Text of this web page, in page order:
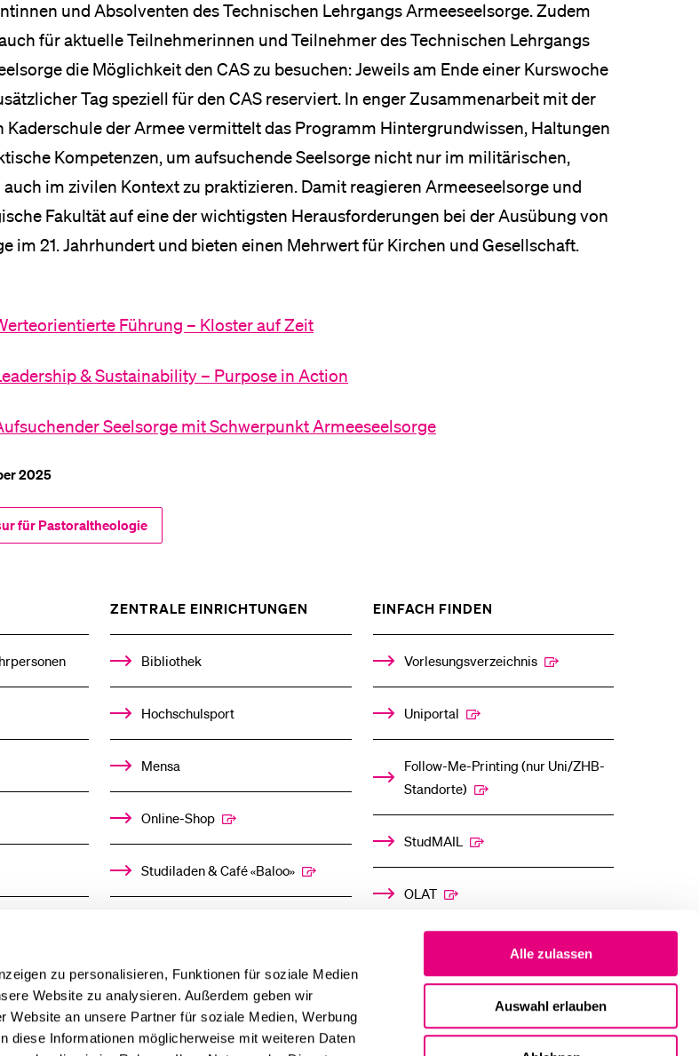
zu personalisieren, Funktionen für soziale Medien
Website zu analysieren. Außerdem geben wir
Website an unsere Partner für soziale Medien, Werbung
diese Informationen möglicherweise mit weiteren Daten
Alle zulassen
Auswahl erlauben
und Absolventen des Technischen Lehrgangs Armeeseelsorge. Zudem
für aktuelle Teilnehmerinnen und Teilnehmer des Technischen Lehrgangs
die Möglichkeit den CAS zu besuchen: Jeweils am Ende einer Kurswoche
Tag speziell für den CAS reserviert. In enger Zusammenarbeit mit der
Kaderschule der Armee vermittelt das Programm Hintergrundwissen, Haltungen
Kompetenzen, um aufsuchende Seelsorge nicht nur im militärischen,
im zivilen Kontext zu praktizieren. Damit reagieren Armeeseelsorge und
Fakultät auf eine der wichtigsten Herausforderungen bei der Ausübung von
im 21. Jahrhundert und bieten einen Mehrwert für Kirchen und Gesellschaft.
Führung – Kloster auf Zeit
& Sustainability – Purpose in Action
Seelsorge mit Schwerpunkt Armeeseelsorge
2025
für Pastoraltheologie
ZENTRALE EINRICHTUNGEN
%1$S
UNTERMENÜ
Bibliothek
Hochschulsport
Mensa
Online-Shop
Studiladen & Café «Baloo»
EINFACH FINDEN
%1$S
UNTERMENÜ
Vorlesungsverzeichnis
Uniportal
Follow-Me-Printing­ ­(nur Uni/ZHB-
Standorte)
StudMAIL
OLAT